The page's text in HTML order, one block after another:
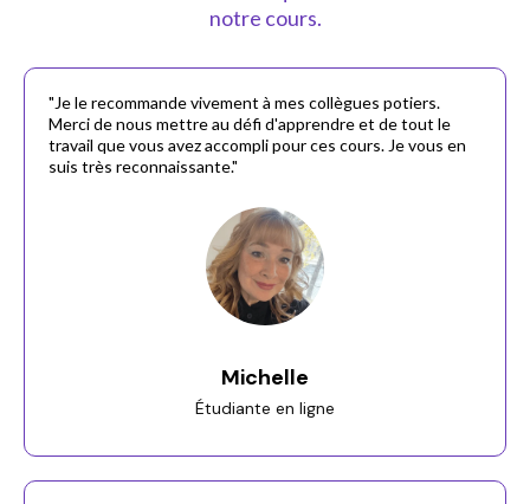
notre cours.
"Je le recommande vivement à mes collègues potiers.
Merci de nous mettre au défi d'apprendre et de tout le
travail que vous avez accompli pour ces cours. Je vous en
suis très reconnaissante."
Michelle
Étudiante en ligne